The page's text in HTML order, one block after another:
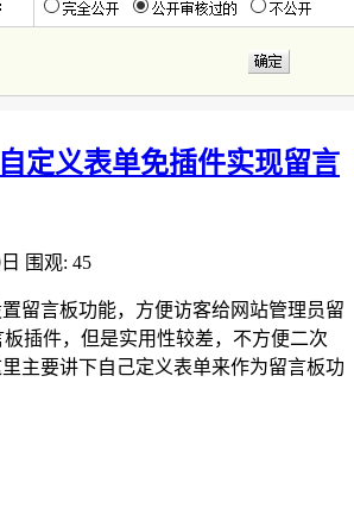
定义表单免插件实现留言
围观: 45
留言板功能，方便访客给网站管理员留
板插件，但是实用性较差，不方便二次
主要讲下自己定义表单来作为留言板功